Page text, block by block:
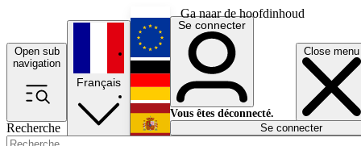
Ga naar de hoofdinhoud
Open sub
navigation
Close menu
Recherche
Français
English
Deutsch
Español
Se connecter
Vous êtes déconnecté.
Se connecter